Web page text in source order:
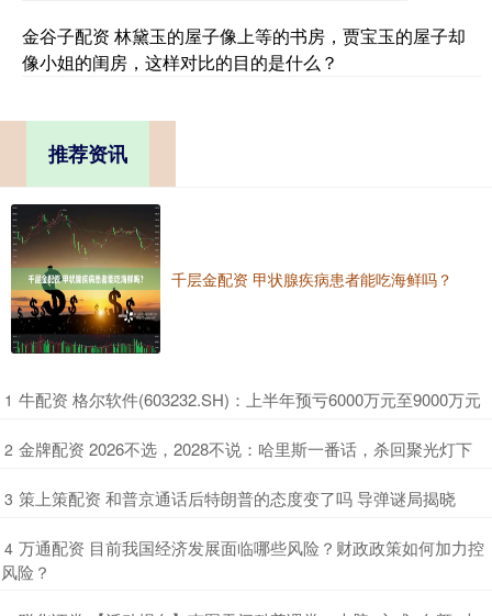
金谷子配资 林黛玉的屋子像上等的书房，贾宝玉的屋子却
像小姐的闺房，这样对比的目的是什么？
推荐资讯
千层金配资 甲状腺疾病患者能吃海鲜吗？
1 ​牛配资 格尔软件(603232.SH)：上半年预亏6000万元至9000万元
2 ​金牌配资 2026不选，2028不说：哈里斯一番话，杀回聚光灯下
3 ​策上策配资 和普京通话后特朗普的态度变了吗 导弹谜局揭晓
4 ​万通配资 目前我国经济发展面临哪些风险？财政政策如何加力控
风险？